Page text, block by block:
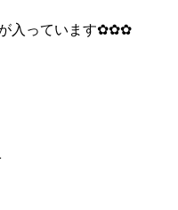
入っています✿✿✿